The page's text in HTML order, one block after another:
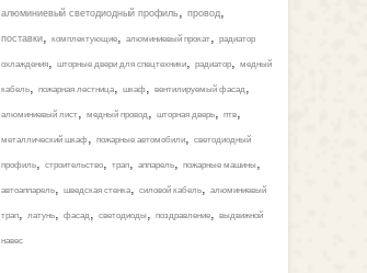
алюминиевый светодиодный профиль, провод,
поставки, комплектующие, алюминиевый прокат, радиатор
охлаждения, шторные двери для спецтехники, радиатор, медный
кабель, пожарная лестница, шкаф, вентилируемый фасад
алюминиевый лист, медный провод шторная дверь, птв,
металлический шкаф, пожарные автомобили, светодиодный
профиль, строительство, трап, аппарель, пожарные машины,
автоаппарель, шведская стенка, силовой кабель, алюминиевый
трап, латунь, фасад светодиоды, поздравление, выдвижной
навес